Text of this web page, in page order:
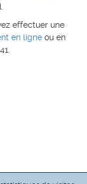
effectuer une
en ligne ou en